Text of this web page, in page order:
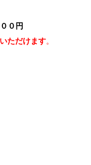
０円
ただけます。